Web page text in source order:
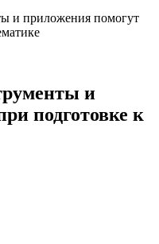
и приложения помогут
и
подготовке к